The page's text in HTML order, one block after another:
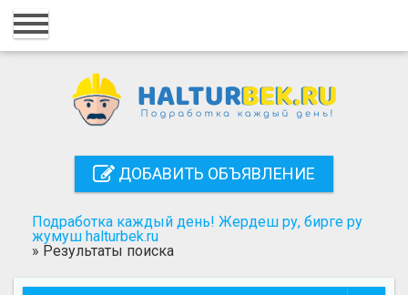
Главная
Регистрация
Поиск
ДОБАВИТЬ ОБЪЯВЛЕНИЕ
Подработка каждый день! Жердеш ру, бирге ру
жумуш halturbek.ru
» Результаты поиска